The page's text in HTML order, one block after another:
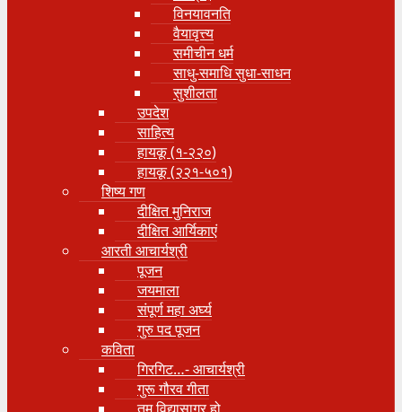
विनयावनति
वैयावृत्त्य
समीचीन धर्म
साधु-समाधि सुधा-साधन
सुशीलता
उपदेश
साहित्य
हायकू (१‍-२२०)
हायकू (२२१-५०१)
शिष्य गण
दीक्षित मुनिराज
दीक्षित आर्यिकाएं
आरती आचार्यश्री
पूजन
जयमाला
संपूर्ण महा अर्घ्य
गुरु पद पूजन
कविता
गिरगिट…- आचार्यश्री
गुरू गौरव गीता